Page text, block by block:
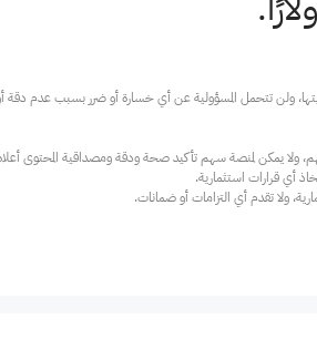
ولا تقدم أي التزامات أو ضمانات.